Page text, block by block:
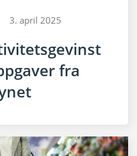
3. april 2025
fra